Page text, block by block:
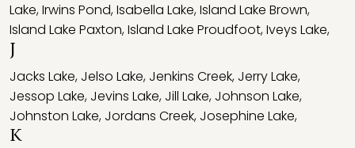
Lake,Irwins Pond,Isabella Lake,Island Lake Brown,
Island Lake Paxton,Island Lake Proudfoot,Iveys Lake,
J
Jacks Lake, Jelso Lake, Jenkins Creek, Jerry Lake,
Jessop Lake, Jevins Lake, Jill Lake, Johnson Lake,
Johnston Lake, Jordans Creek, Josephine Lake,
K